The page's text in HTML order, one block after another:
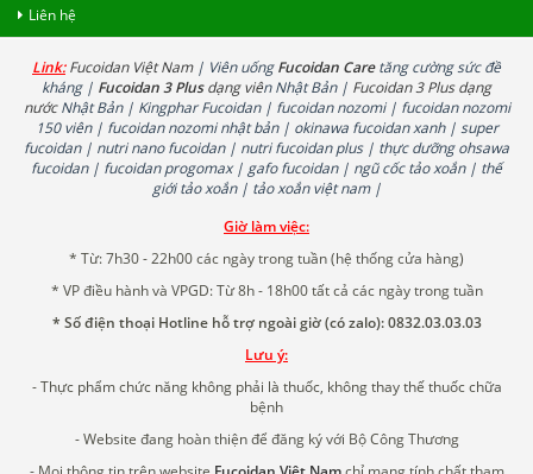
Liên hệ
Link: Fucoidan Việt Nam| Viên uốngFucoidan Caretăng cường sức đề
kháng | Fucoidan 3 Plusdạng viên Nhật Bản | Fucoidan 3 Plus dạng
nướcNhật Bản | Kingphar Fucoidan | fucoidan nozomi | fucoidan nozomi
150 viên | fucoidan nozomi nhật bản | okinawa fucoidan xanh | super
fucoidan | nutri nano fucoidan | nutri fucoidan plus | thực dưỡng ohsawa
fucoidan | fucoidan progomax | gafo fucoidan | ngũ cốc tảo xoắn | thế
giới tảo xoắn | tảo xoắn việt nam |
Giờ làm việc:
* Từ: 7h30 - 22h00 các ngày trong tuần (hệ thống cửa hàng)
* VP điều hành và VPGD: Từ 8h - 18h00 tất cả các ngày trong tuần
* Số điện thoại Hotline hỗ trợ ngoài giờ (có zalo): 0832.03.03.03
Lưu ý:
- Thực phẩm chức năng không phải là thuốc, không thay thế thuốc chữa
bệnh
- Website đang hoàn thiện để đăng ký với Bộ Công Thương